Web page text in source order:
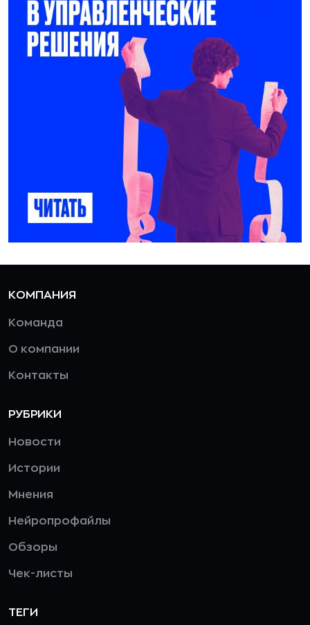
КОМПАНИЯ
Команда
О компании
Контакты
РУБРИКИ
Новости
Истории
Мнения
Нейропрофайлы
Обзоры
Чек-листы
ТЕГИ